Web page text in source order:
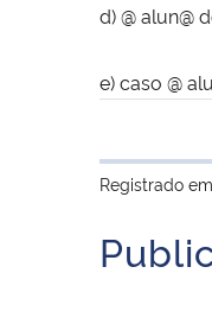
d) @ alun@
e) caso @
Registrado em